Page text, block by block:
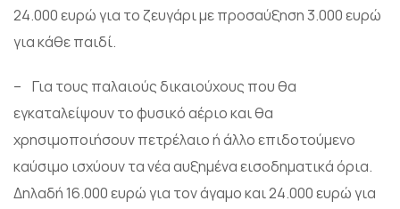
24.000 ευρώ για το ζευγάρι με προσαύξηση 3.000 ευρώ
για κάθε παιδί.
– Για τους παλαιούς δικαιούχους που θα
εγκαταλείψουν το φυσικό αέριο και θα
χρησιμοποιήσουν πετρέλαιο ή άλλο επιδοτούμενο
καύσιμο ισχύουν τα νέα αυξημένα εισοδηματικά όρια.
Δηλαδή 16.000 ευρώ για τον άγαμο και 24.000 ευρώ για